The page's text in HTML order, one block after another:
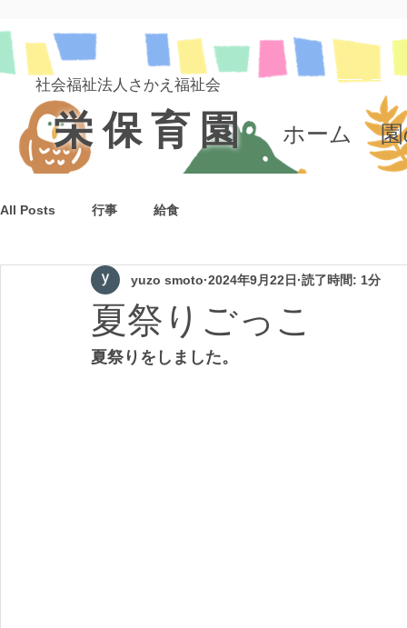
社会福祉法人さかえ​福祉会
栄保育園 ホーム
All Posts 行事 給食
夏祭りごっこ
yuzo smoto 2024年9月22日 読了時間: 1分
夏祭りをしました。